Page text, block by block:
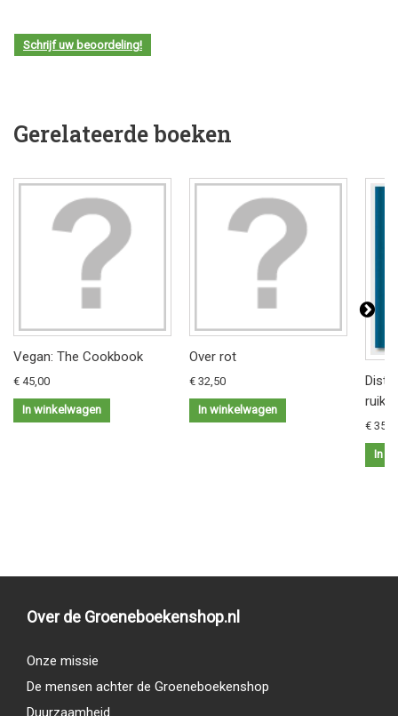
Schrijf uw beoordeling!
Gerelateerde boeken
Vegan: The Cookbook
€ 45,00
In winkelwagen
Over rot
€ 32,50
In winkelwagen
€
In
Over de Groeneboekenshop.nl
Onze missie
De mensen achter de Groeneboekenshop
Duurzaamheid